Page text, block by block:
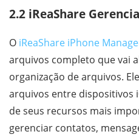
2.2 iReaShare
O iReaShare iPhone
arquivos completo que vai
organização de arquivos.
arquivos entre dispositivos
de seus recursos mais
gerenciar contatos,